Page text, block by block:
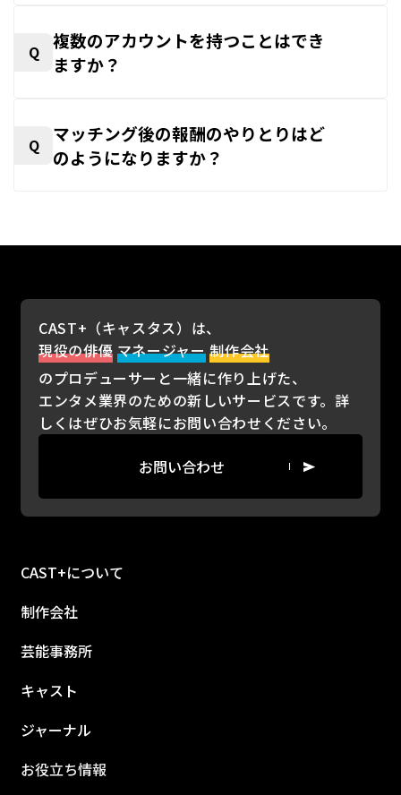
Q
複数のアカウントを持つことはでき
ますか？
Q
マッチング後の報酬のやりとりはど
のようになりますか？
CAST+（キャスタス）は、
現役の俳優 マネージャー制作会社
のプロデューサーと一緒に作り上げた、
エンタメ業界のための新しいサービスです。詳
しくはぜひお気軽にお問い合わせください。
お問い合わせ
CAST+について
制作会社
芸能事務所
キャスト
ジャーナル
お役立ち情報